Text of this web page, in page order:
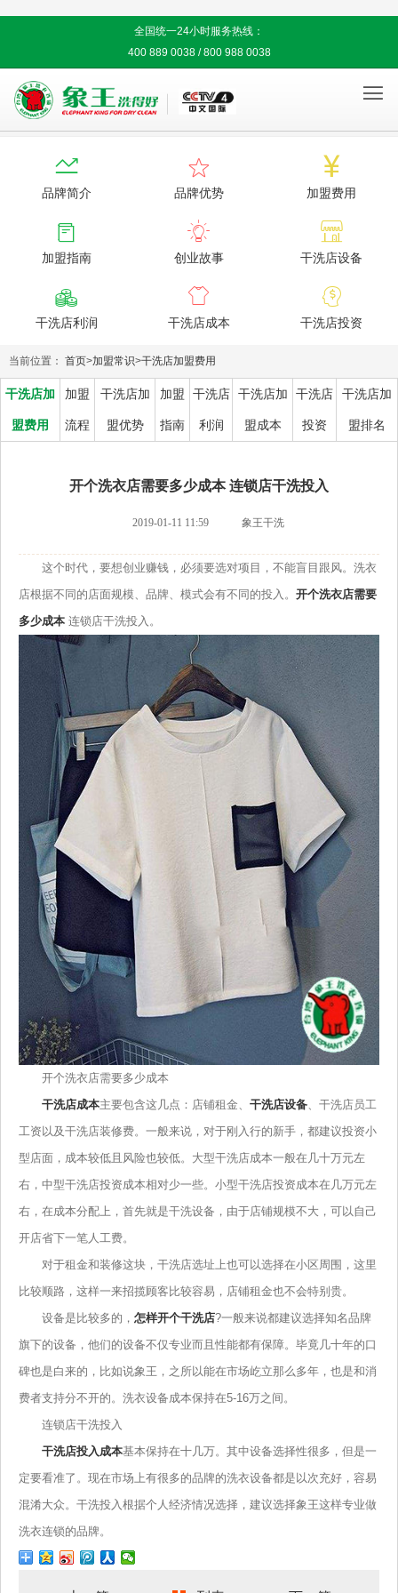
全国统一24小时服务热线：
400 889 0038 / 800 988 0038


品牌简介

品牌优势

加盟费用

加盟指南

创业故事

干洗店设备

干洗店利润

干洗店成本

干洗店投资
当前位置： 首页>加盟常识>干洗店加盟费用
干洗店加
盟费用
加盟
流程
干洗店加
盟优势
加盟
指南
干洗店
利润
干洗店加
盟成本
干洗店
投资
干洗店加
盟排名
开个洗衣店需要多少成本 连锁店干洗投入
2019-01-11 11:59 象王干洗
这个时代，要想创业赚钱，必须要选对项目，不能盲目跟风。洗衣
店根据不同的店面规模、品牌、模式会有不同的投入。 开个洗衣店需要
多少成本 连锁店干洗投入。
开个洗衣店需要多少成本
干洗店成本主要包含这几点：店铺租金、 干洗店设备、干洗店员工
工资以及干洗店装修费。一般来说，对于刚入行的新手，都建议投资小
型店面，成本较低且风险也较低。大型干洗店成本一般在几十万元左
右，中型干洗店投资成本相对少一些。小型干洗店投资成本在几万元左
右，在成本分配上，首先就是干洗设备，由于店铺规模不大，可以自己
开店省下一笔人工费。
对于租金和装修这块，干洗店选址上也可以选择在小区周围，这里
比较顺路，这样一来招揽顾客比较容易，店铺租金也不会特别贵。
设备是比较多的， 怎样开个干洗店?一般来说都建议选择知名品牌
旗下的设备，他们的设备不仅专业而且性能都有保障。毕竟几十年的口
碑也是白来的，比如说象王，之所以能在市场屹立那么多年，也是和消
费者支持分不开的。洗衣设备成本保持在5-16万之间。
连锁店干洗投入
干洗店投入成本基本保持在十几万。其中设备选择性很多，但是一
定要看准了。现在市场上有很多的品牌的洗衣设备都是以次充好，容易
混淆大众。干洗投入根据个人经济情况选择，建议选择象王这样专业做
洗衣连锁的品牌。